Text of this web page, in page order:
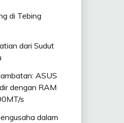
di Tebing
dari Sudut
ASUS
dengan RAM
s
dalam